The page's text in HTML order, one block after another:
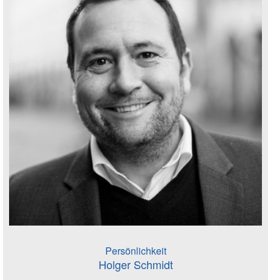
Persönlichkeit
Holger Schmidt